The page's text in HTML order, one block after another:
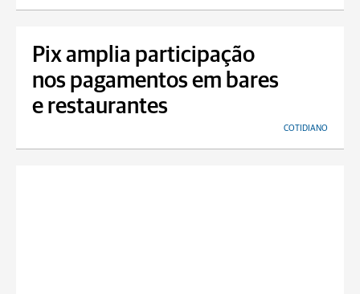
Pix amplia participação
nos pagamentos em bares
e restaurantes
COTIDIANO